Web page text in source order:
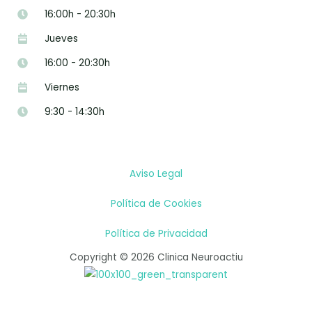
16:00h - 20:30h
Jueves
16:00 - 20:30h
Viernes
9:30 - 14:30h
Aviso Legal
Política de Cookies
Política de Privacidad
Copyright © 2026 Clinica Neuroactiu